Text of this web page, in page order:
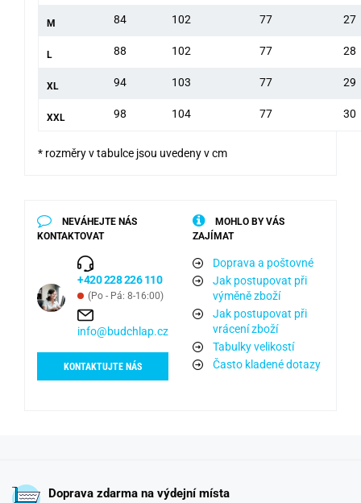
M 84 102 77 27
L 88 102 77 28
XL 94 103 77 29
XXL 98 104 77 30
* rozměry v tabulce jsou uvedeny v cm
NEVÁHEJTE NÁS
KONTAKTOVAT
+420 228 226 110
(Po - Pá: 8-16:00)
info@budchlap.cz
KONTAKTUJTE NÁS
MOHLO BY VÁS
ZAJÍMAT
Doprava a poštovné
Jak postupovat při
výměně zboží
Jak postupovat při
vrácení zboží
Tabulky velikostí
Často kladené dotazy
Doprava zdarma na výdejní místa